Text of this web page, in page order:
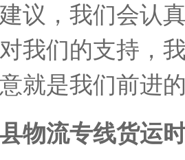
议，我们会认
我们的支持，
就是我们前进
物流专线货运